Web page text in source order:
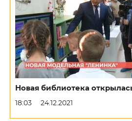
Новая библиотека
18:03 24.12.2021